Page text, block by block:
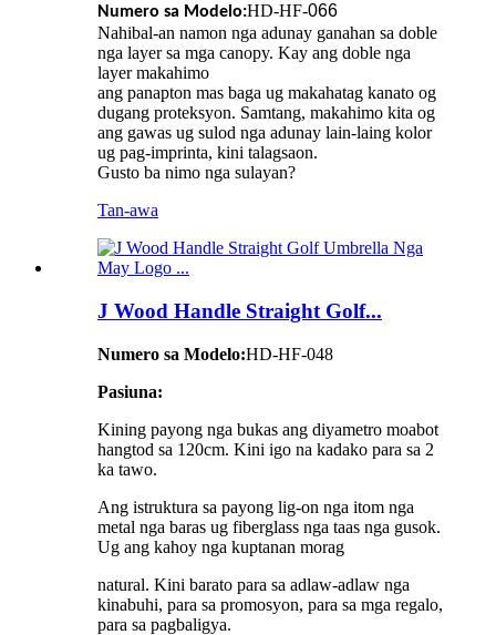
Numero sa Modelo:HD-HF-066
Nahibal-an namon nga adunay ganahan sa doble
nga layer sa mga canopy. Kay ang doble nga
layer makahimo
ang panapton mas baga ug makahatag kanato og
dugang proteksyon. Samtang, makahimo kita og
ang gawas ug sulod nga adunay lain-laing kolor
ug pag-imprinta, kini talagsaon.
Gusto ba nimo nga sulayan?
Tan-awa
J Wood Handle Straight Golf...
Numero sa Modelo:HD-HF-048
Pasiuna:
Kining payong nga bukas ang diyametro moabot
hangtod sa 120cm. Kini igo na kadako para sa 2
ka tawo.
Ang istruktura sa payong lig-on nga itom nga
metal nga baras ug fiberglass nga taas nga gusok.
Ug ang kahoy nga kuptanan morag
natural. Kini barato para sa adlaw-adlaw nga
kinabuhi, para sa promosyon, para sa mga regalo,
para sa pagbaligya.